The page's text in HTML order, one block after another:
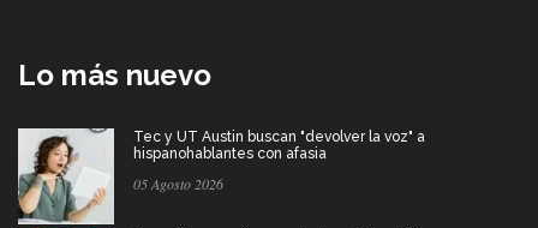
Lo más nuevo
Tec y UT Austin buscan "devolver la voz" a
hispanohablantes con afasia
05 Agosto 2026